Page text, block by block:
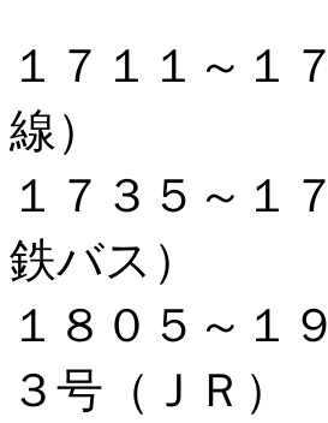
１７１１～
線）
１７３５～
鉄バス）
１８０５～
３号（ＪＲ）